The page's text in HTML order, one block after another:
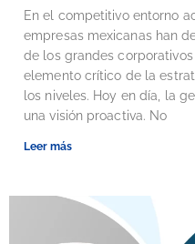
En el competitivo entorno
empresas mexicanas han
de los grandes
elemento crítico de la
los niveles. Hoy en día, la
una visión proactiva. No
Leer más